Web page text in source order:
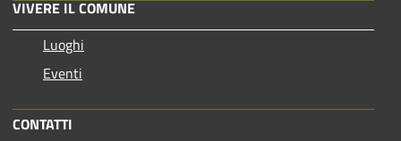
VIVERE IL COMUNE
Luoghi
Eventi
CONTATTI